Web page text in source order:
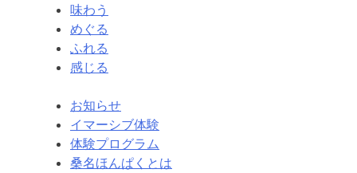
味わう
めぐる
ふれる
感じる
お知らせ
イマーシブ体験
体験プログラム
桑名ほんぱくとは